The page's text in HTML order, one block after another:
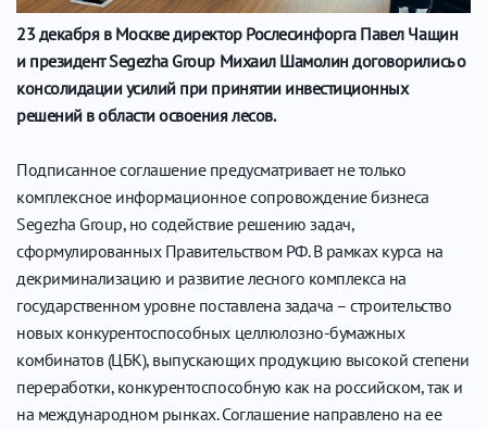
23 декабря в Москве директор Рослесинфорга Павел Чащин
и президент Segezha Group Михаил Шамолин договорились о
консолидации усилий при принятии инвестиционных
решений в области освоения лесов.
Подписанное соглашение предусматривает не только
комплексное информационное сопровождение бизнеса
Segezha Group, но содействие решению задач,
сформулированных Правительством РФ. В рамках курса на
декриминализацию и развитие лесного комплекса на
государственном уровне поставлена задача – строительство
новых конкурентоспособных целлюлозно-бумажных
комбинатов (ЦБК), выпускающих продукцию высокой степени
переработки, конкурентоспособную как на российском, так и
на международном рынках. Соглашение направлено на ее